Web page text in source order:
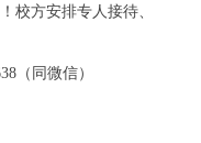
校方安排专人接待、
（同微信）